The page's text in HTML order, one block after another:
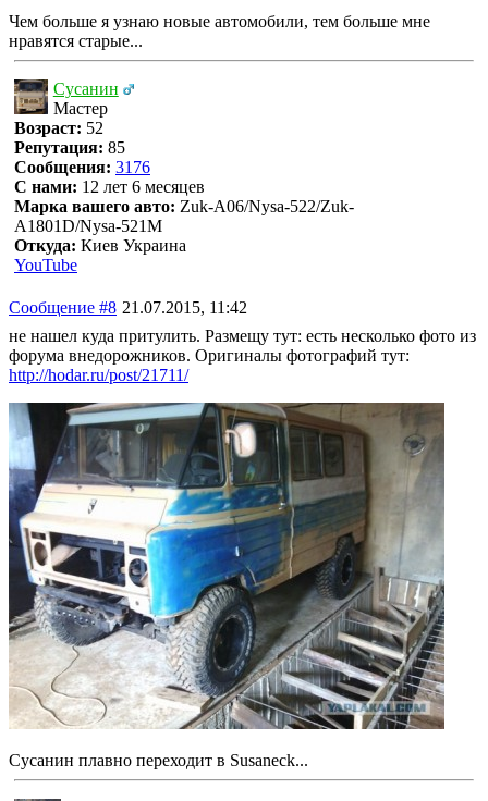
Чем больше я узнаю новые автомобили, тем больше мне
нравятся старые...
Сусанин
Мастер
Возраст: 52
Репутация: 85
Сообщения: 3176
С нами: 12 лет 6 месяцев
Марка вашего авто: Zuk-A06/Nysa-522/Zuk-
A1801D/Nysa-521M
Откуда: Киев Украина
YouTube
Сообщение #8 21.07.2015, 11:42
не нашел куда притулить. Размещу тут: есть несколько фото из
форума внедорожников. Оригиналы фотографий тут:
http://hodar.ru/post/21711/
Сусанин плавно переходит в Susaneck...